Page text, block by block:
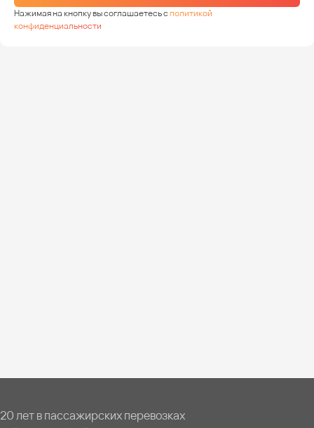
Нажимая на кнопку вы соглашаетесь сполитикой
конфиденциальности
20 лет в пассажирских перевозках